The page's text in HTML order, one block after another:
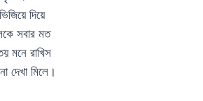
দিয়ে
সবার মত
মনে রাখিস
দেখা মিলে।